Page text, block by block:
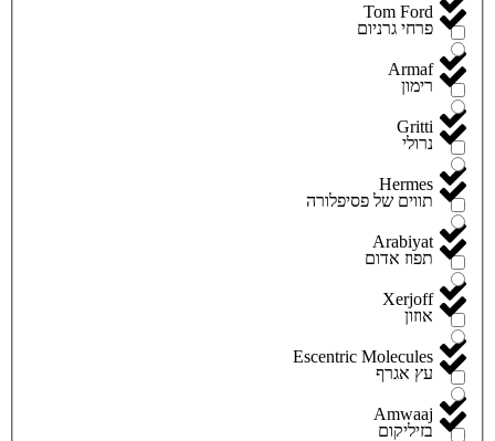
Tom Ford
Armaf
Gritti
Hermes
Arabiyat
Xerjoff
Escentric Molecules
Amwaaj
פרחי גרניום
רימון
נרולי
תווים של פסיפלורה
תפוז אדום
אוזון
עץ אגרף
בזיליקום